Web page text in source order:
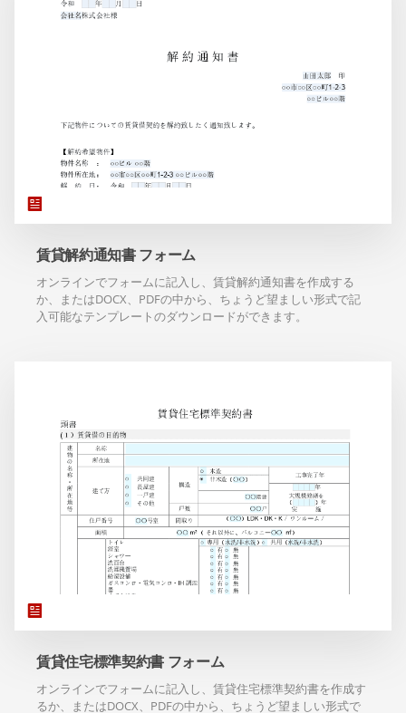
賃貸解約通知書 フォーム
オンラインでフォームに記入し、賃貸解約通知書を作成する
か、またはDOCX、PDFの中から、ちょうど望ましい形式で記
入可能なテンプレートのダウンロードができます。
賃貸住宅標準契約書 フォーム
オンラインでフォームに記入し、賃貸住宅標準契約書を作成す
るか、またはDOCX、PDFの中から、ちょうど望ましい形式で